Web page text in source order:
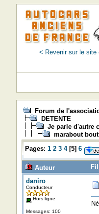
< Revenir sur le site
Forum de
DETENTE
Je parle d'autre
marabout
Pages: 1 2 3 4[5] 6
Auteur
daniro
Conducteur
Hors ligne
Messages: 100